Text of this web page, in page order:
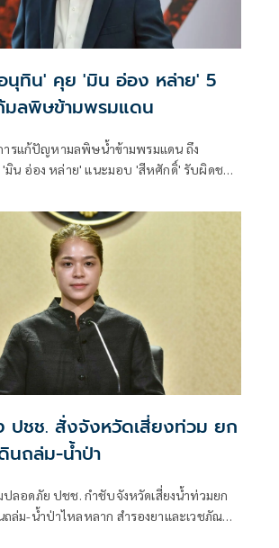
นุทิน' คุย 'มิน อ่อง หล่าย' 5
มลพิษข้ามพรมแดน
ารแก้ปัญหามลพิษน้ำข้ามพรมแดน ถึง
น อ่อง หล่าย' แนะมอบ 'สีหศักดิ์' รับผิดชอบ
ปชช. สั่งจังหวัดเสี่ยงท่วม ยก
นถล่ม-น้ำป่า
ปลอดภัย ปชช. กำชับจังหวัดเสี่ยงน้ำท่วมยก
ถล่ม-น้ำป่าไหลหลาก สำรองยาและเวชภัณฑ์